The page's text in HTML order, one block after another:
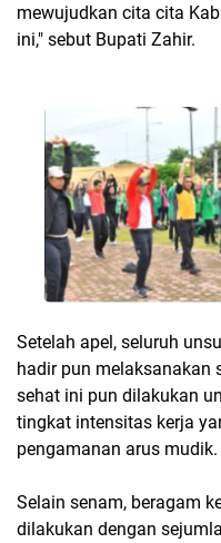
mewujudkan cita cita
ini," sebut Bupati Zahir.
Setelah apel, seluruh
hadir pun melaksanakan
sehat ini pun dilakukan
tingkat intensitas kerja
pengamanan arus mudik.
Selain senam, beragam
dilakukan dengan